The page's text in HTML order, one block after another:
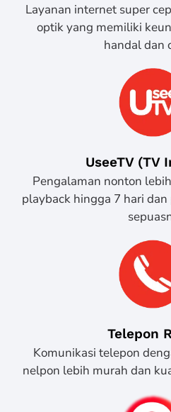
Layanan internet super
optik yang memiliki
handal dan
UseeTV (TV
Pengalaman nonton
playback hingga 7 hari
Telepon
Komunikasi telepon
nelpon lebih murah dan